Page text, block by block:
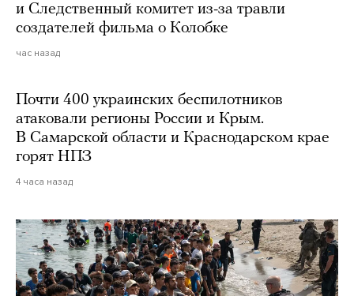
и Следственный комитет из-за травли
создателей фильма о Колобке
час назад
Почти 400 украинских беспилотников
атаковали регионы России и Крым.
В Самарской области и Краснодарском крае
горят НПЗ
4 часа назад